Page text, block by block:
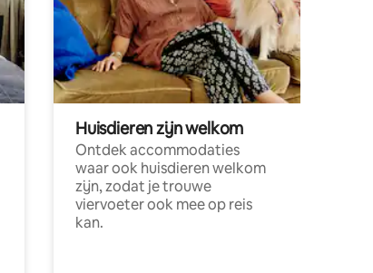
Huisdieren zijn welkom
Ontdek accommodaties
waar ook huisdieren welkom
zijn, zodat je trouwe
viervoeter ook mee op reis
kan.